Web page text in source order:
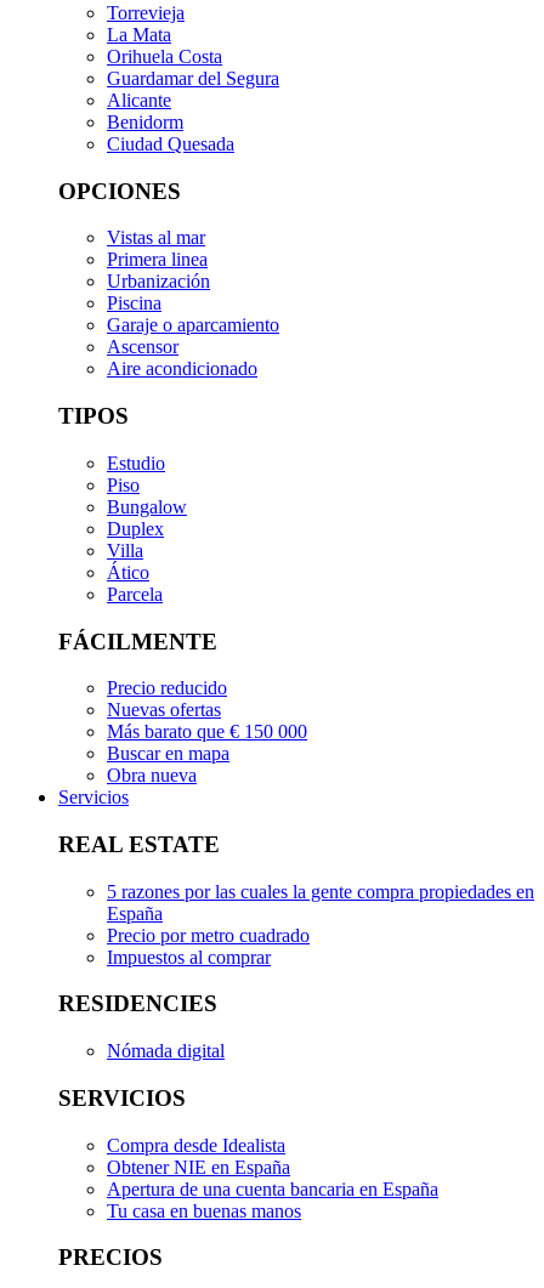
Torrevieja
La Mata
Orihuela Costa
Guardamar del Segura
Alicante
Benidorm
Ciudad Quesada
OPCIONES
Vistas al mar
Primera linea
Urbanización
Piscina
Garaje o aparcamiento
Ascensor
Aire acondicionado
TIPOS
Estudio
Piso
Bungalow
Duplex
Villa
Ático
Parcela
FÁCILMENTE
Precio reducido
Nuevas ofertas
Más barato que € 150 000
Buscar en mapa
Obra nueva
Servicios
REAL ESTATE
5 razones por las cuales la gente compra propiedades en
España
Precio por metro cuadrado
Impuestos al comprar
RESIDENCIES
Nómada digital
SERVICIOS
Compra desde Idealista
Obtener NIE en España
Apertura de una cuenta bancaria en España
Tu casa en buenas manos
PRECIOS